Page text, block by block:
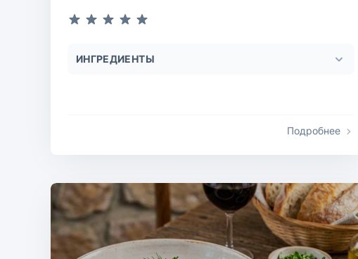
ИНГРЕДИЕНТЫ
Подробнее